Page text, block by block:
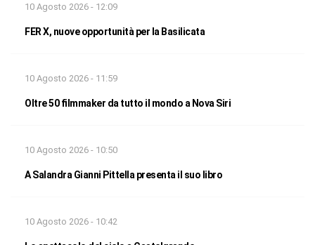
10 Agosto 2026 - 12:09
FER X, nuove opportunità per la Basilicata
10 Agosto 2026 - 11:59
Oltre 50 filmmaker da tutto il mondo a Nova Siri
10 Agosto 2026 - 10:50
A Salandra Gianni Pittella presenta il suo libro
10 Agosto 2026 - 10:42